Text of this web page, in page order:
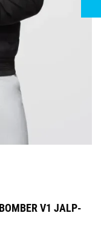
V1 JALP-